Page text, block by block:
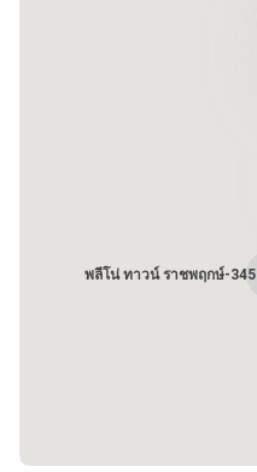
พลีโน่ ทาวน์ ราชพฤกษ์-345